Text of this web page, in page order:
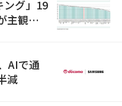
ング」19
主観的
AIで通
減